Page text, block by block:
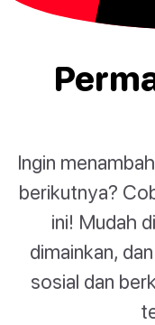
Ingin
berikutnya?
ini! Mudah
dimainkan,
sosial dan